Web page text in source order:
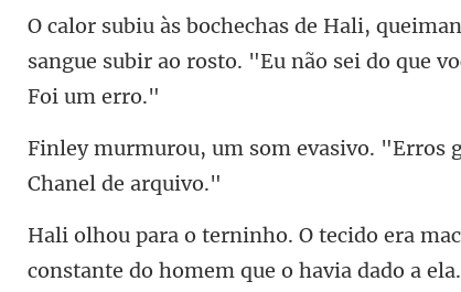
sangue subir ao rosto. "Eu não sei
ivo. "Erros